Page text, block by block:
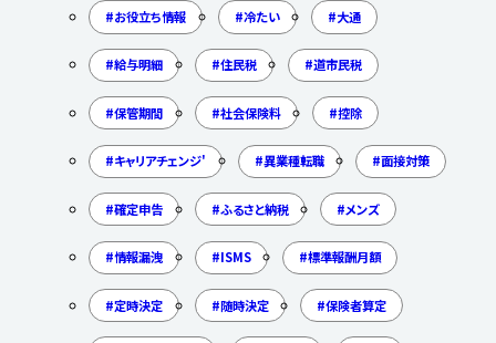
お役立ち情報 冷たい 大通
給与明細 住民税 道市民税
保管期間 社会保険料 控除
キャリアチェンジ' 異業種転職 面接対策
確定申告 ふるさと納税 メンズ
情報漏洩 ISMS 標準報酬月額
定時決定 随時決定 保険者算定